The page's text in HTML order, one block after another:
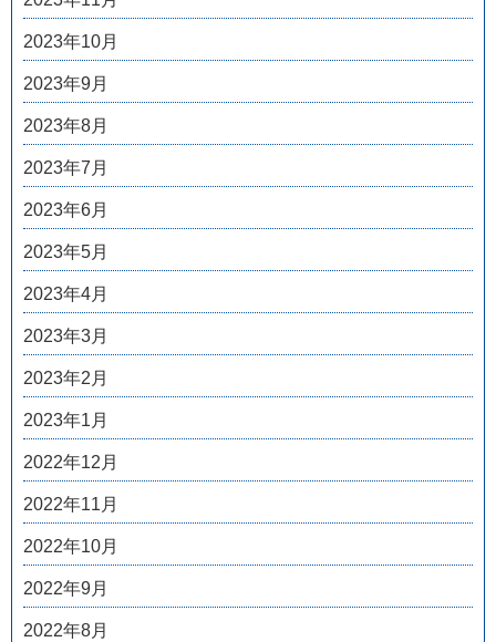
2023年10月
2023年9月
2023年8月
2023年7月
2023年6月
2023年5月
2023年4月
2023年3月
2023年2月
2023年1月
2022年12月
2022年11月
2022年10月
2022年9月
2022年8月